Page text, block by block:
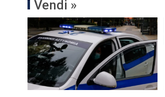
Vendi »